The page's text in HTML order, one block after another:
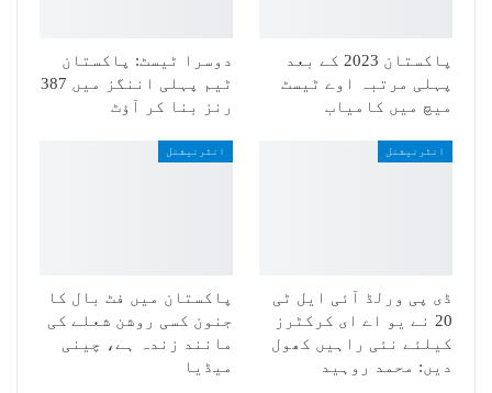
پاکستان 2023 کے بعد
پہلی مرتبہ اوے ٹیسٹ
میچ میں کامیاب
دوسرا ٹیسٹ: پاکستان
ٹیم پہلی اننگز میں 387
رنز بنا کر آؤٹ
انٹرنیشنل
ڈی پی ورلڈ آئی ایل ٹی
20 نے یو اے ای کرکٹرز
کیلئے نئی راہیں کھول
دیں: محمد روہید
انٹرنیشنل
پاکستان میں فٹ بال کا
جنون کسی روشن شعلے کی
مانند زندہ ہے، چینی
میڈیا